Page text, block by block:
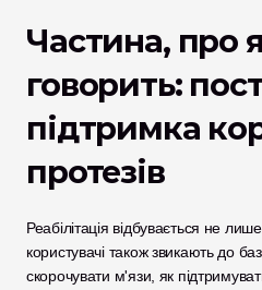
Частина, про
говорить:
підтримка
протезів
Реабілітація відбувається не
користувачі також звикають до
скорочувати м'язи, як